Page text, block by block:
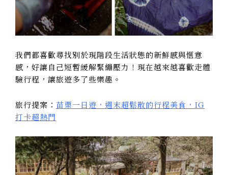
我們都喜歡尋找別於現階段生活狀態的新鮮感與愜意
感，好讓自己短暫緩解緊繃壓力！現在越來越喜歡走體
驗行程，讓旅遊多了些樂趣。
旅行提案： 苗栗一日遊，週末超鬆散的行程美食，IG
打卡超熱門